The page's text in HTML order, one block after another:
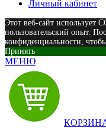
Личный кабинет
Этот веб-сайт использует
пользовательский опыт.
конфиденциальности,
Принять
МЕНЮ